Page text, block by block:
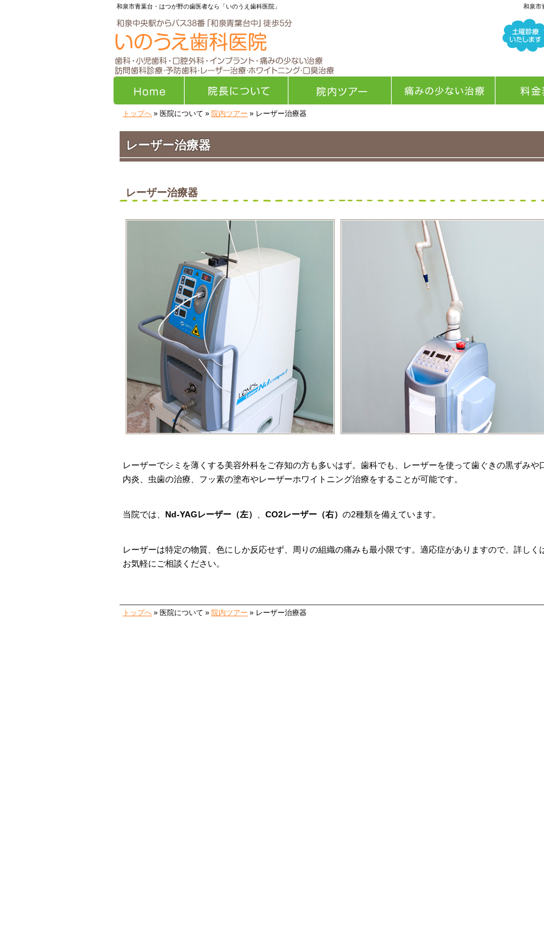
レーザー治療器
和泉市
和泉市青葉台・はつが野の歯医者なら「いのうえ歯科医院」
トップへ » 医院について » 院内ツアー » レーザー治療器
レーザー治療器
レーザーでシミを薄くする美容外科をご存知の方も多いはず。歯科でも、レーザーを使って歯ぐきの黒ずみや
内炎、虫歯の治療、フッ素の塗布やレーザーホワイトニング治療をすることが可能です。
当院では、 Nd-YAGレーザー（左） CO2レーザー（右） の2種類を備えています。
レーザーは特定の物質、色にしか反応せず、周りの組織の痛みも最小限です。適応症がありますので、詳しく
お気軽にご相談ください。
トップへ » 医院について » 院内ツアー » レーザー治療器